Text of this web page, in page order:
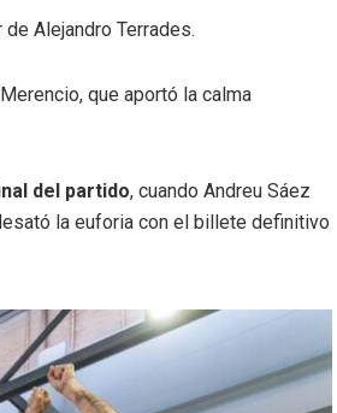
Alejandro Terrades.
que aportó la calma
del partido, cuando Andreu Sáez
la euforia con el billete definitivo